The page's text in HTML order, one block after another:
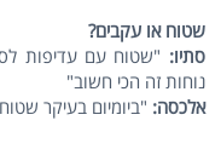
שטוח או עקבים?
סתיו: "שטוח עם עדיפות
נוחות זה הכי חשוב"
אלכסה: "ביומיום בעיקר